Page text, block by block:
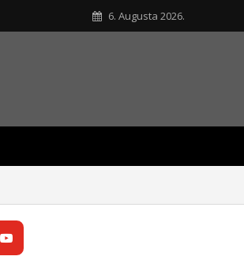
6. Augusta 2026.